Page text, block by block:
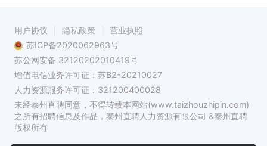
用户协议 隐私政策
营业执照
苏ICP备2020062963号
苏公网安备 32120202010419号
增值电信业务许可证：苏B2-20210027
人力资源服务许可证：321200400028
未经泰州直聘同意，不得转载本网站(www.taizhouzhipin.com)
之所有招聘信息及作品，泰州直聘人力资源有限公司 &泰州直聘
版权所有